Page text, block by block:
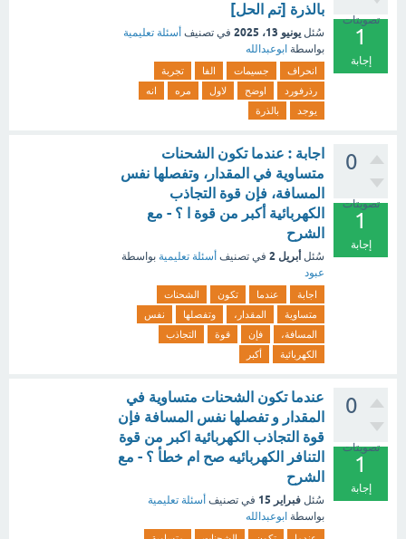
تصويتات
1
إجابة
بالذرة [تم الحل]
سُئل يونيو 13، 2025 في تصنيف أسئلة تعليمية
بواسطة ابوعبدالله
انحراف جسيمات الفا
تجربة
رذرفورد
اوضح لاول مره
انه
يوجد
بالذرة
0
تصويتات
1
إجابة
اجابة : عندما تكون الشحنات
متساوية في المقدار، وتفصلها نفس
المسافة، فإن قوة التجاذب
الكهربائية أكبر من قوة ا ؟ - مع
الشرح
سُئل أبريل 2 في تصنيف أسئلة تعليمية بواسطة
عبود
اجابة عندما تكون
الشحنات
متساوية
المقدار، وتفصلها
نفس
المسافة،
فإن قوة
التجاذب
الكهربائية
أكبر
0
تصويتات
1
إجابة
عندما تكون الشحنات متساوية في
المقدار و تفصلها نفس المسافة فإن
قوة التجاذب الكهربائية اكبر من قوة
التنافر الكهربائيه صح ام خطأ ؟ - مع
الشرح
سُئل فبراير 15 في تصنيف أسئلة تعليمية
بواسطة ابوعبدالله